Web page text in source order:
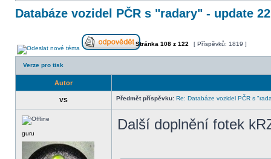
Databáze vozidel PČR s "radary" - update
Stránka 108 z 122 [ Příspěvků: 1819 ]
Verze pro tisk
Autor
VS Předmět příspěvku: Re: Databáze vozidel PČR s
guru
Další doplnění fotek